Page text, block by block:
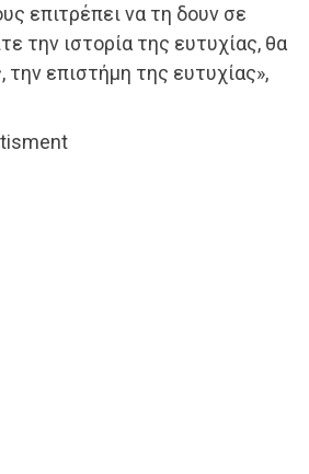
επιτρέπει να τη δουν σε
την ιστορία της ευτυχίας, θα
την επιστήμη της ευτυχίας»,